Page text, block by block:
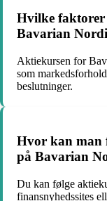
Hvilke
Bavarian
Aktiekursen for
som
beslutninger.
Hvor kan man
på Bavarian
Du kan følge
finansnyhedssites